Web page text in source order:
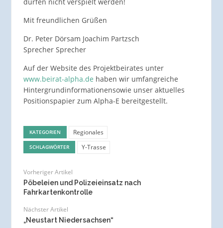
Mit freundlichen Grüßen
Dr. Peter Dörsam Joachim Partzsch
Sprecher Sprecher
Auf der Website des Projektbeirates unter
www.beirat-alpha.de haben wir umfangreiche
Hintergrundinformationensowie unser aktuelles
Positionspapier zum Alpha-E bereitgestellt.
KATEGORIEN Regionales
SCHLAGWÖRTER Y-Trasse
Vorheriger Artikel
Pöbeleien und Polizeieinsatz nach
Fahrkartenkontrolle
Nächster Artikel
„Neustart Niedersachsen“